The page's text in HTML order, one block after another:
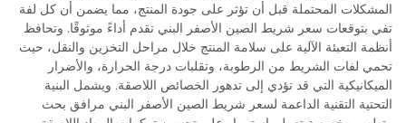
المشكلات المحتملة قبل أن تؤثر على جودة المنتج، مما يضمن أن كل لفة
تفي بتوقعات سعر شريط الصين الأصفر البني تقدم أداءً موثوقًا. وتحافظ
أنظمة التعبئة الآلية على سلامة المنتج خلال مراحل التخزين والنقل، حيث
تحمي لفات الشريط من الرطوبة، وتقلبات درجة الحرارة، والأضرار
الميكانيكية التي قد تؤدي إلى تدهور الخصائص اللاصقة. ويشمل البنية
التحتية التقنية الداعمة لسعر شريط الصين الأصفر البني مرافق بحث